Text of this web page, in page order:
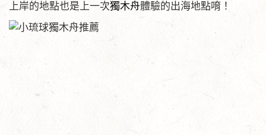
上岸的地點也是上一次獨木舟體驗的出海地點唷！